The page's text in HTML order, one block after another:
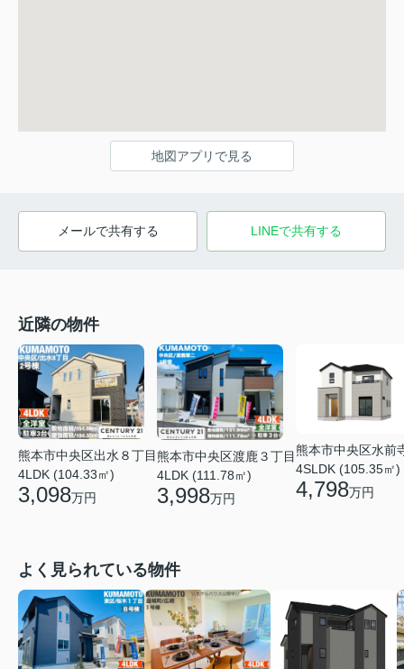
地図アプリで見る
メールで共有する LINEで共有する
近隣の物件
熊本市中央区出水８丁目
4LDK (104.33㎡)
3,098万円
熊本市中央区渡鹿３丁目
4LDK (111.78㎡)
3,998万円
熊本市中央区水前
4SLDK (105.35㎡)
4,798万円
よく見られている物件